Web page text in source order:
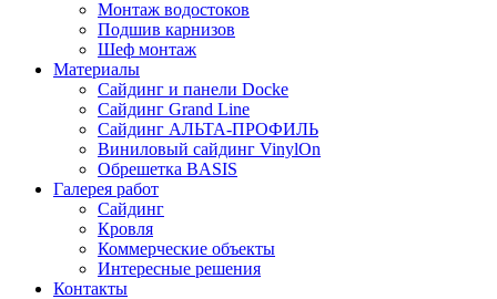
Монтаж водостоков
Подшив карнизов
Шеф монтаж
Материалы
Сайдинг и панели Docke
Сайдинг Grand Line
Сайдинг АЛЬТА-ПРОФИЛЬ
Виниловый сайдинг VinylOn
Обрешетка BASIS
Галерея работ
Сайдинг
Кровля
Коммерческие объекты
Интересные решения
Контакты